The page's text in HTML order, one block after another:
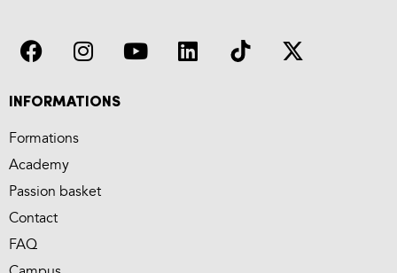
INFORMATIONS
Formations
Academy
Passion basket
Contact
FAQ